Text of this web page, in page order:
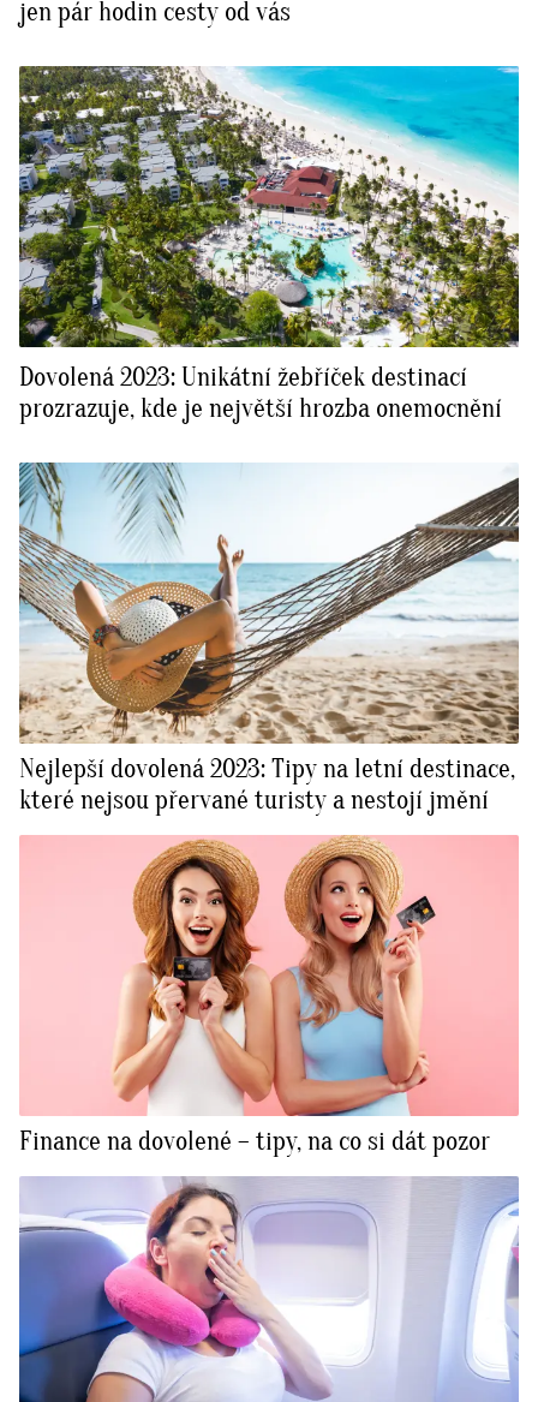
jen pár hodin cesty od vás
Dovolená 2023: Unikátní žebříček destinací
prozrazuje, kde je největší hrozba onemocnění
Nejlepší dovolená 2023: Tipy na letní destinace,
které nejsou přervané turisty a nestojí jmění
Finance na dovolené – tipy, na co si dát pozor